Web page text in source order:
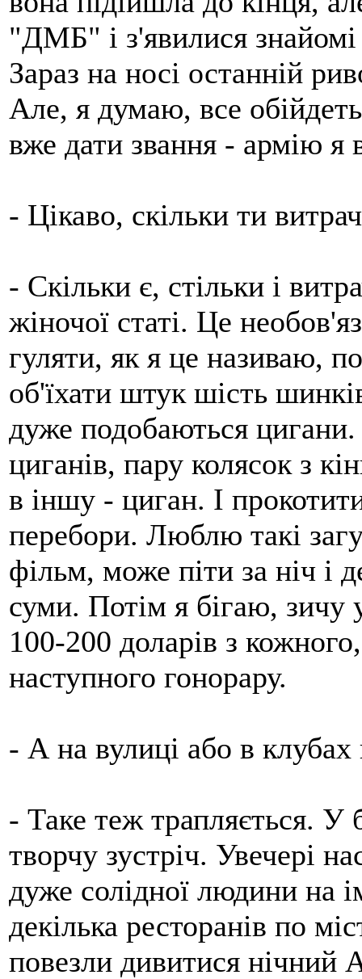
"ДМБ" і з'явилися
Зараз на носі останній
Але, я думаю, все
вже дати звання - армію я
- Цікаво, скільки ти
- Скільки є, стільки і
жіночої статі. Це
гуляти, як я це називаю,
об'їхати штук шість
дуже подобаються
циганів, пару колясок з
в іншу - циган. І
перебори. Люблю такі
фільм, може піти за ніч і
суми. Потім я бігаю, зичу
100-200 доларів з
наступного гонорару.
- А на вулиці або в клубах
- Таке теж трапляється. У
творчу зустріч. Увечері
дуже солідної людини на
декілька ресторанів по
повезли дивитися нічний